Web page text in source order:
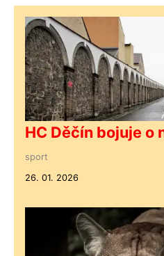
HC Děčín bojuje o
sport
26. 01. 2026